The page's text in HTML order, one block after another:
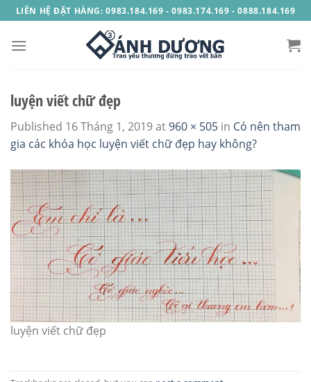
Skip
to
content
LIÊN HỆ ĐẶT HÀNG: 0983.184.169 - 0983.174.169 - 0888.184.169
luyện viết chữ đẹp
Published 16 Tháng 1, 2019at960 × 505 in Có nên tham
gia các khóa học luyện viết chữ đẹp hay không?
luyện viết chữ đẹp